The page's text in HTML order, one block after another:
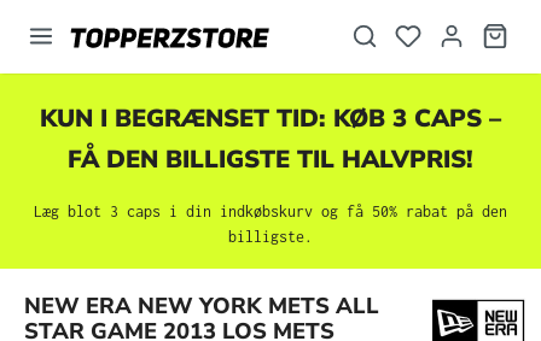
KUN I BEGRÆNSET TID: KØB 3 CAPS –
FÅ DEN BILLIGSTE TIL HALVPRIS!
Læg blot 3 caps i din indkøbskurv og få 50% rabat på den
billigste.
NEW ERA NEW YORK METS ALL
STAR GAME 2013 LOS METS
Spring over billedgalleri